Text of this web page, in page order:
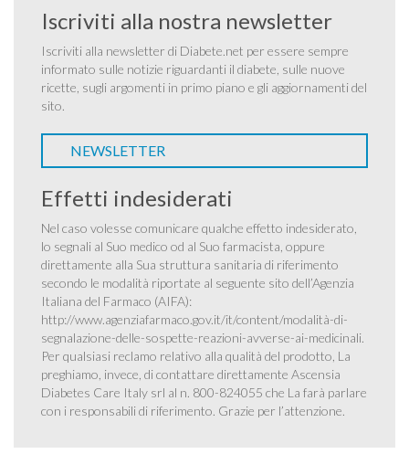
Iscriviti alla nostra newsletter
Iscriviti alla newsletter di Diabete.net per essere sempre
informato sulle notizie riguardanti il diabete, sulle nuove
ricette, sugli argomenti in primo piano e gli aggiornamenti del
sito.
NEWSLETTER
Effetti indesiderati
Nel caso volesse comunicare qualche effetto indesiderato,
lo segnali al Suo medico od al Suo farmacista, oppure
direttamente alla Sua struttura sanitaria di riferimento
secondo le modalità riportate al seguente sito dell’Agenzia
Italiana del Farmaco (AIFA):
http://www.agenziafarmaco.gov.it/it/content/modalità-di-
segnalazione-delle-sospette-reazioni-avverse-ai-medicinali.
Per qualsiasi reclamo relativo alla qualità del prodotto, La
preghiamo, invece, di contattare direttamente Ascensia
Diabetes Care Italy srl al n. 800-824055 che La farà parlare
con i responsabili di riferimento. Grazie per l’attenzione.